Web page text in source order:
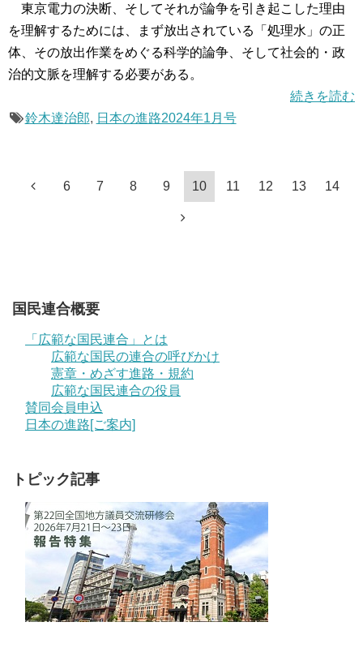
東京電力の決断、そしてそれが論争を引き起こした理由
を理解するためには、まず放出されている「処理水」の正
体、その放出作業をめぐる科学的論争、そして社会的・政
治的文脈を理解する必要がある。
続きを読む
鈴木達治郎, 日本の進路2024年1月号
6 7 8 9 10 11 12 13 14
国民連合概要
「広範な国民連合」とは
広範な国民の連合の呼びかけ
憲章・めざす進路・規約
広範な国民連合の役員
賛同会員申込
日本の進路[ご案内]
トピック記事